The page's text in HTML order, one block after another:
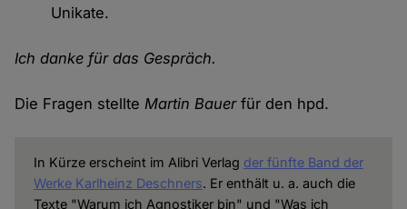
Unikate.
Ich danke für das Gespräch.
Die Fragen stellteMartin Bauerfür den hpd.
In Kürze erscheint im Alibri Verlag der fünfte Band der
Werke Karlheinz Deschners. Er enthält u. a. auch die
Texte "Warum ich Agnostiker bin" und "Was ich